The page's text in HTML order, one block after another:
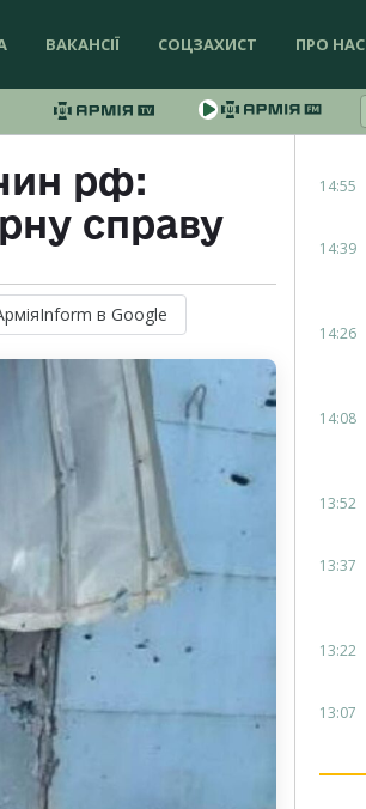
ВАКАНСІЇ СОЦЗАХИСТ ПРО НАС
рф:
справу
в Google
14:55
14:39
14:26
14:08
13:52
13:37
13:22
13:07